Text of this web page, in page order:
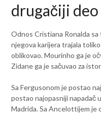
drugačiji deo
Odnos Cristiana Ronalda
njegova karijera trajala
oblikovao. Mourinho ga je
Zidane ga je sačuvao za
Sa Fergusonom je postao
postao najopasniji napadač
Madrida. Sa Ancelottijem je